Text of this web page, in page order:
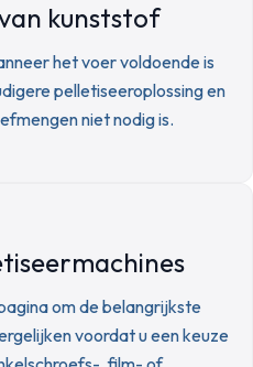
kunststof
het voer voldoende is
pelletiseeroplossing en
niet nodig is.
om de belangrijkste
voordat u een keuze